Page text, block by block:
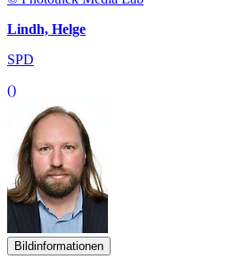
Lindh, Helge
SPD
()
Bildinformationen